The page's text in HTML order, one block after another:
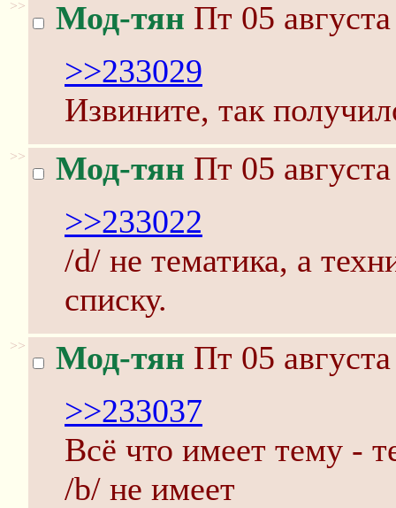
>> Мод-тян Пт 05
>>233029
Извините, так
>> Мод-тян Пт 05
>>233022
/d/ не тематика, а
списку.
>> Мод-тян Пт 05
>>233037
Всё что имеет тему -
/b/ не имеет